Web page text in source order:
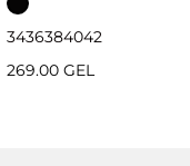
3436384042
269.00 GEL